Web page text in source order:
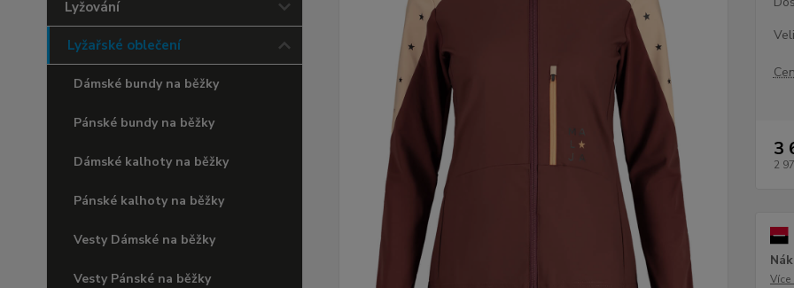
Lyžování
Lyžařské oblečení
Dámské bundy na běžky
Pánské bundy na běžky
Dámské kalhoty na běžky
Pánské kalhoty na běžky
Vesty Dámské na běžky
Vesty Pánské na běžky
3
2